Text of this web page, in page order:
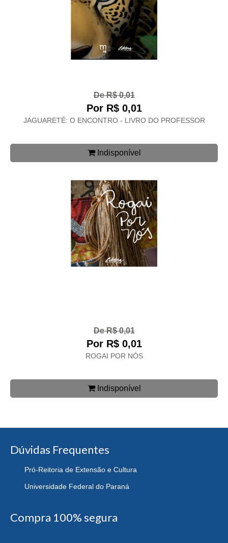
De R$ 0,01
Por R$ 0,01
JAGUARETÉ: O ENCONTRO - LIVRO DO PROFESSOR
Indisponível
De R$ 0,01
Por R$ 0,01
ROGAI POR NÓS
Indisponível
Dúvidas Frequentes
Pró-Reitoria de Extensão e Cultura
Universidade Federal do Paraná
Compra 100% segura